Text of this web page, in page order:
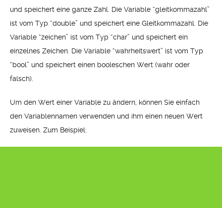
und speichert eine ganze Zahl. Die Variable “gleitkommazahl”
ist vom Typ “double” und speichert eine Gleitkommazahl. Die
Variable “zeichen” ist vom Typ “char” und speichert ein
einzelnes Zeichen. Die Variable “wahrheitswert” ist vom Typ
“bool” und speichert einen booleschen Wert (wahr oder
falsch).
Um den Wert einer Variable zu ändern, können Sie einfach
den Variablennamen verwenden und ihm einen neuen Wert
zuweisen. Zum Beispiel: